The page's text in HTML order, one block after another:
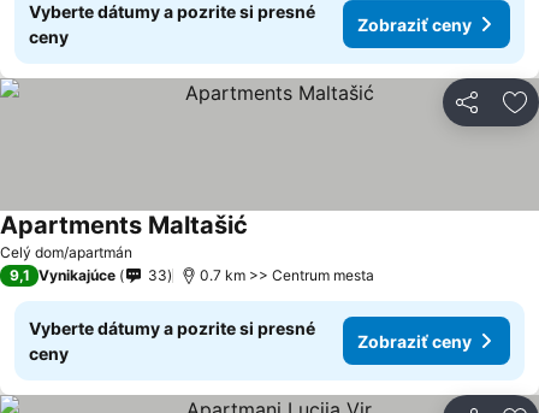
Vyberte dátumy a pozrite si presné
ceny
Zobraziť ceny
Zdieľať
Celý dom/apartmán
Apartments Maltašić
9,1 Vynikajúce 33 0.7 km >> Centrum mesta
Vyberte dátumy a pozrite si presné
ceny
Zobraziť ceny